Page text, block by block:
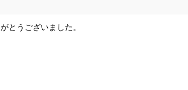
とうございました。